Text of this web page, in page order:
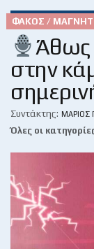
ΦΑΚΌΣ /
Άθως
στην
Συντάκτης: ΜΆΡΙΟΣ
Όλες οι